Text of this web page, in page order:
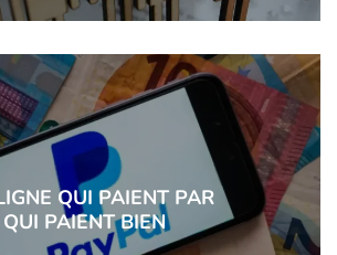
QUI PAIENT PAR
PAIENT BIEN